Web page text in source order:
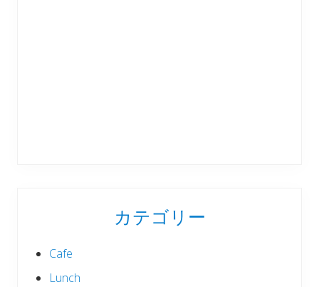
カテゴリー
Cafe
Lunch